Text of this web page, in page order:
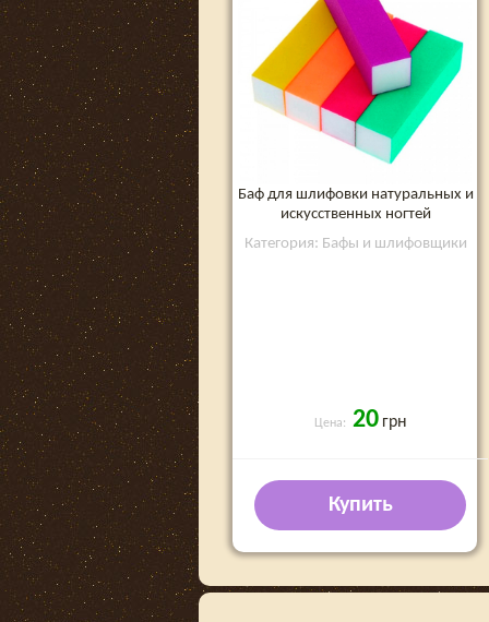
Баф для шлифовки натуральных и
искусственных ногтей
Категория: Бафы и шлифовщики
Цена: 20 грн
Купить